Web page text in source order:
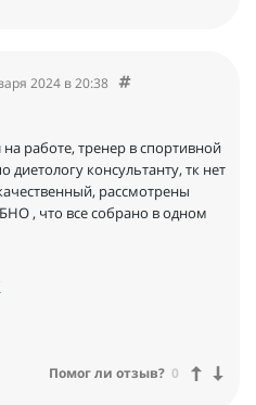
2024 в 20:38
работе, тренер в спортивной
консультанту, тк нет
рассмотрены
, что все собрано в одном
Помог ли отзыв? 0